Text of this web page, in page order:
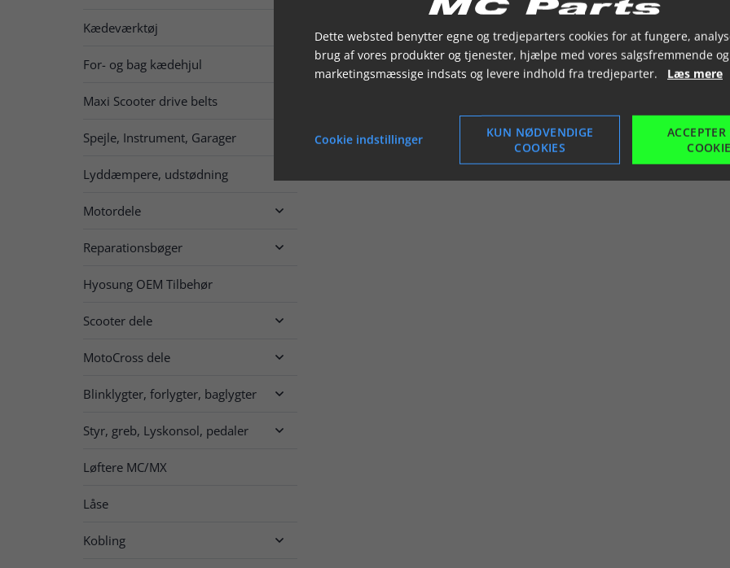
Kædeværktøj
For- og bag kædehjul
Maxi Scooter drive belts
Spejle, Instrument, Garager
Lyddæmpere, udstødning
Motordele 
Reparationsbøger 
Hyosung OEM Tilbehør
Scooter dele 
MotoCross dele 
Blinklygter, forlygter, baglygter 
Styr, greb, Lyskonsol, pedaler 
Løftere MC/MX
Låse
Kobling 
Dette websted benytter egne og tredjeparters cookies for at fungere,
brug af vores produkter og tjenester, hjælpe med vores salgsfremmende og
marketingsmæssige indsats og levere indhold fra tredjeparter. Læs mere
Cookie indstillinger
KUN NØDVENDIGE
COOKIES